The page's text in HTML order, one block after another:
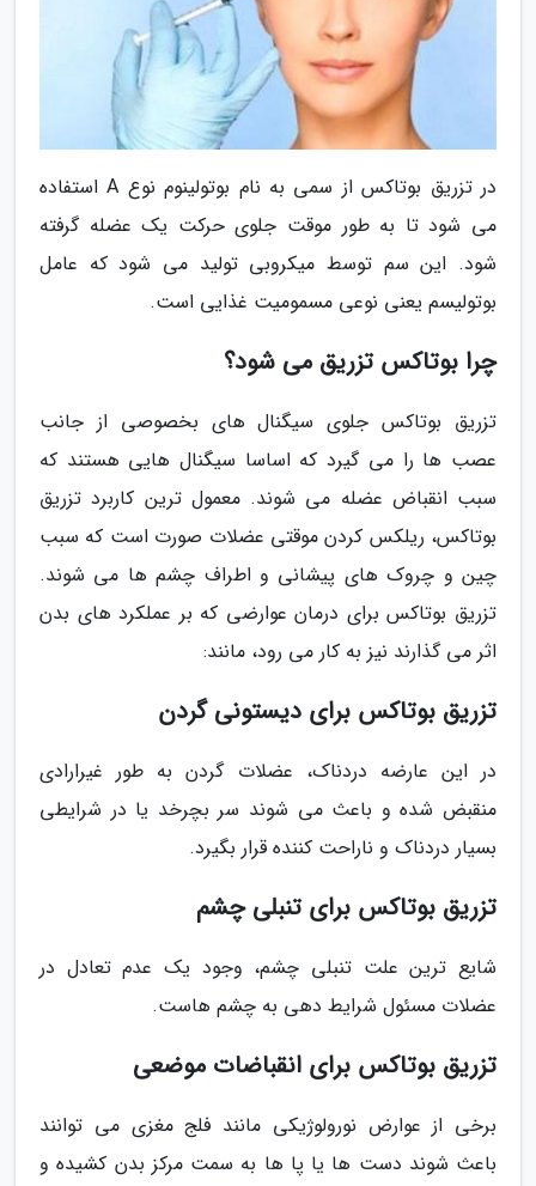
در تزریق بوتاکس از سمی به نام بوتولینوم نوع A استفاده
می شود تا به طور موقت جلوی حرکت یک عضله گرفته
شود. این سم توسط میکروبی تولید می شود که عامل
بوتولیسم یعنی نوعی مسمومیت غذایی است.
چرا بوتاکس تزریق می شود؟
تزریق بوتاکس جلوی سیگنال های بخصوصی از جانب
عصب ها را می گیرد که اساسا سیگنال هایی هستند که
سبب انقباض عضله می شوند. معمول ترین کاربرد تزریق
بوتاکس، ریلکس کردن موقتی عضلات صورت است که سبب
چین و چروک های پیشانی و اطراف چشم ها می شوند.
تزریق بوتاکس برای درمان عوارضی که بر عملکرد های بدن
اثر می گذارند نیز به کار می رود، مانند:
تزریق بوتاکس برای دیستونی گردن
در این عارضه دردناک، عضلات گردن به طور غیرارادی
منقبض شده و باعث می شوند سر بچرخد یا در شرایطی
بسیار دردناک و ناراحت کننده قرار بگیرد.
تزریق بوتاکس برای تنبلی چشم
شایع ترین علت تنبلی چشم، وجود یک عدم تعادل در
عضلات مسئول شرایط دهی به چشم هاست.
تزریق بوتاکس برای انقباضات موضعی
برخی از عوارض نورولوژیکی مانند فلج مغزی می توانند
باعث شوند دست ها یا پا ها به سمت مرکز بدن کشیده و